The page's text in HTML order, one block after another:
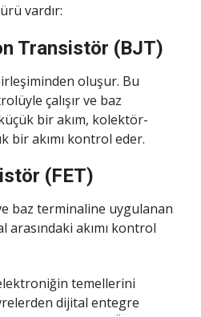
vardır:
Transistör (BJT)
oluşur. Bu
çalışır ve baz
bir akım, kolektör-
bir akımı kontrol eder.
(FET)
baz terminaline uygulanan
akımı kontrol
temellerini
dijital entegre